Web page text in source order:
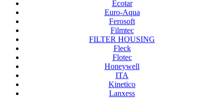
Ecotar
Euro-Aqua
Ferosoft
Filmtec
FILTER HOUSING
Fleck
Flotec
Honeywell
ITA
Kinetico
Lanxess